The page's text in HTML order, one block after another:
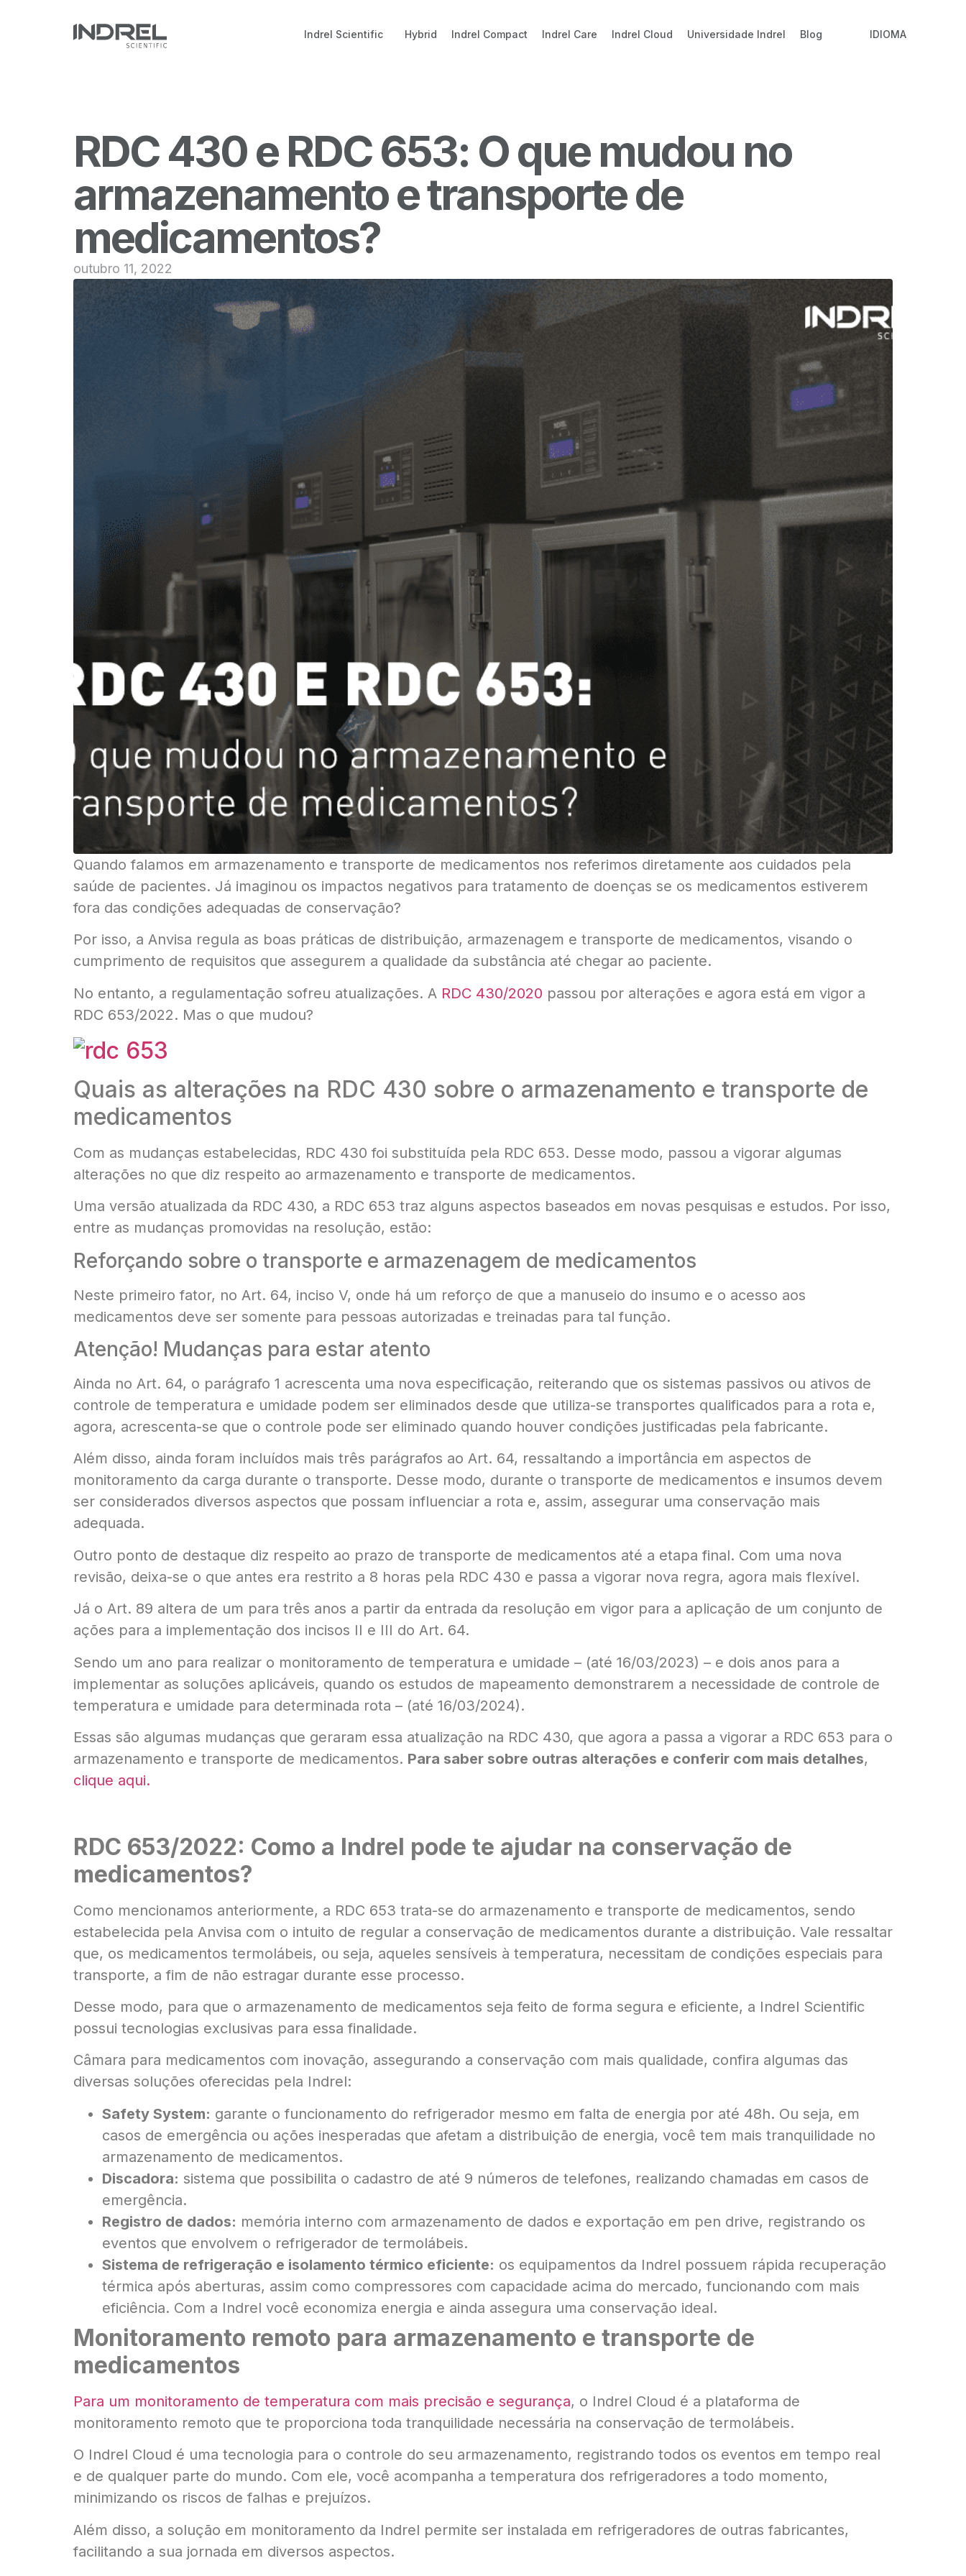
Indrel Scientific Hybrid Indrel Compact Indrel Care Indrel Cloud Universidade Indrel Blog IDIOMA
RDC 430 e RDC 653: O que mudou no
armazenamento e transporte de
medicamentos?
outubro 11, 2022
Quando falamos em armazenamento e transporte de medicamentos nos referimos diretamente aos cuidados pela
saúde de pacientes. Já imaginou os impactos negativos para tratamento de doenças se os medicamentos estiverem
fora das condições adequadas de conservação?
Por isso, a Anvisa regula as boas práticas de distribuição, armazenagem e transporte de medicamentos, visando o
cumprimento de requisitos que assegurem a qualidade da substância até chegar ao paciente.
No entanto, a regulamentação sofreu atualizações. A RDC 430/2020 passou por alterações e agora está em vigor a
RDC 653/2022. Mas o que mudou?
Quais as alterações na RDC 430 sobre o armazenamento e transporte de
medicamentos
Com as mudanças estabelecidas, RDC 430 foi substituída pela RDC 653. Desse modo, passou a vigorar algumas
alterações no que diz respeito ao armazenamento e transporte de medicamentos.
Uma versão atualizada da RDC 430, a RDC 653 traz alguns aspectos baseados em novas pesquisas e estudos. Por isso,
entre as mudanças promovidas na resolução, estão:
Reforçando sobre o transporte e armazenagem de medicamentos
Neste primeiro fator, no Art. 64, inciso V, onde há um reforço de que a manuseio do insumo e o acesso aos
medicamentos deve ser somente para pessoas autorizadas e treinadas para tal função.
Atenção! Mudanças para estar atento
Ainda no Art. 64, o parágrafo 1 acrescenta uma nova especificação, reiterando que os sistemas passivos ou ativos de
controle de temperatura e umidade podem ser eliminados desde que utiliza-se transportes qualificados para a rota e,
agora, acrescenta-se que o controle pode ser eliminado quando houver condições justificadas pela fabricante.
Além disso, ainda foram incluídos mais três parágrafos ao Art. 64, ressaltando a importância em aspectos de
monitoramento da carga durante o transporte. Desse modo, durante o transporte de medicamentos e insumos devem
ser considerados diversos aspectos que possam influenciar a rota e, assim, assegurar uma conservação mais
adequada.
Outro ponto de destaque diz respeito ao prazo de transporte de medicamentos até a etapa final. Com uma nova
revisão, deixa-se o que antes era restrito a 8 horas pela RDC 430 e passa a vigorar nova regra, agora mais flexível.
Já o Art. 89 altera de um para três anos a partir da entrada da resolução em vigor para a aplicação de um conjunto de
ações para a implementação dos incisos II e III do Art. 64.
Sendo um ano para realizar o monitoramento de temperatura e umidade – (até 16/03/2023) – e dois anos para a
implementar as soluções aplicáveis, quando os estudos de mapeamento demonstrarem a necessidade de controle de
temperatura e umidade para determinada rota – (até 16/03/2024).
Essas são algumas mudanças que geraram essa atualização na RDC 430, que agora a passa a vigorar a RDC 653 para o
armazenamento e transporte de medicamentos. Para saber sobre outras alterações e conferir com mais detalhes,
clique aqui.
RDC 653/2022: Como a Indrel pode te ajudar na conservação de
medicamentos?
Como mencionamos anteriormente, a RDC 653 trata-se do armazenamento e transporte de medicamentos, sendo
estabelecida pela Anvisa com o intuito de regular a conservação de medicamentos durante a distribuição. Vale ressaltar
que, os medicamentos termolábeis, ou seja, aqueles sensíveis à temperatura, necessitam de condições especiais para
transporte, a fim de não estragar durante esse processo.
Desse modo, para que o armazenamento de medicamentos seja feito de forma segura e eficiente, a Indrel Scientific
possui tecnologias exclusivas para essa finalidade.
Câmara para medicamentos com inovação, assegurando a conservação com mais qualidade, confira algumas das
diversas soluções oferecidas pela Indrel:
Safety System: garante o funcionamento do refrigerador mesmo em falta de energia por até 48h. Ou seja, em
casos de emergência ou ações inesperadas que afetam a distribuição de energia, você tem mais tranquilidade no
armazenamento de medicamentos.
Discadora: sistema que possibilita o cadastro de até 9 números de telefones, realizando chamadas em casos de
emergência.
Registro de dados: memória interno com armazenamento de dados e exportação em pen drive, registrando os
eventos que envolvem o refrigerador de termolábeis.
Sistema de refrigeração e isolamento térmico eficiente: os equipamentos da Indrel possuem rápida recuperação
térmica após aberturas, assim como compressores com capacidade acima do mercado, funcionando com mais
eficiência. Com a Indrel você economiza energia e ainda assegura uma conservação ideal.
Monitoramento remoto para armazenamento e transporte de
medicamentos
Para um monitoramento de temperatura com mais precisão e segurança, o Indrel Cloud é a plataforma de
monitoramento remoto que te proporciona toda tranquilidade necessária na conservação de termolábeis.
O Indrel Cloud é uma tecnologia para o controle do seu armazenamento, registrando todos os eventos em tempo real
e de qualquer parte do mundo. Com ele, você acompanha a temperatura dos refrigeradores a todo momento,
minimizando os riscos de falhas e prejuízos.
Além disso, a solução em monitoramento da Indrel permite ser instalada em refrigeradores de outras fabricantes,
facilitando a sua jornada em diversos aspectos.